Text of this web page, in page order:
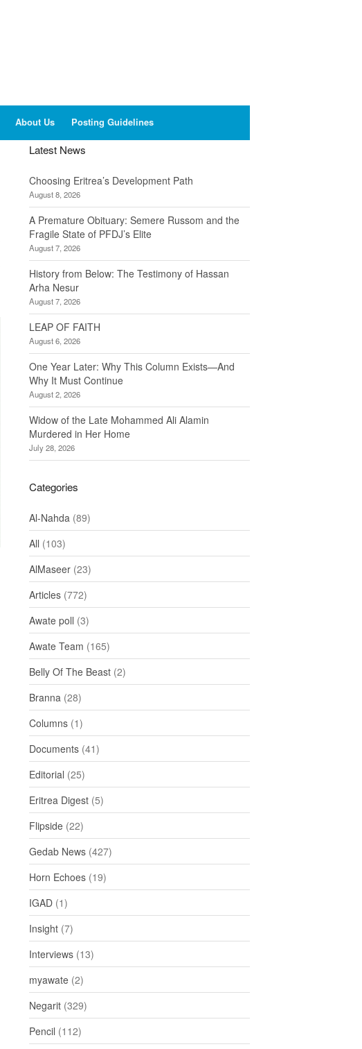
About Us Posting Guidelines
Latest News
Choosing Eritrea’s Development Path
August 8, 2026
A Premature Obituary: Semere Russom and the
Fragile State of PFDJ’s Elite
August 7, 2026
History from Below: The Testimony of Hassan
Arha Nesur
August 7, 2026
LEAP OF FAITH
August 6, 2026
One Year Later: Why This Column Exists—And
Why It Must Continue
August 2, 2026
Widow of the Late Mohammed Ali Alamin
Murdered in Her Home
July 28, 2026
Categories
Al-Nahda (89)
All (103)
AlMaseer (23)
Articles (772)
Awate poll (3)
Awate Team (165)
Belly Of The Beast (2)
Branna (28)
Columns (1)
Documents (41)
Editorial (25)
Eritrea Digest (5)
Flipside (22)
Gedab News (427)
Horn Echoes (19)
IGAD (1)
Insight (7)
Interviews (13)
myawate (2)
Negarit (329)
Pencil (112)